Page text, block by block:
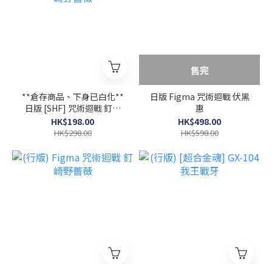
**倉存商品、下身已白化**
日版 [SHF] 咒術迴戰 釘崎
野薔薇
HK$198.00
HK$298.00
售完
日版 Figma 咒術迴戰 伏黑
惠
HK$498.00
HK$598.00